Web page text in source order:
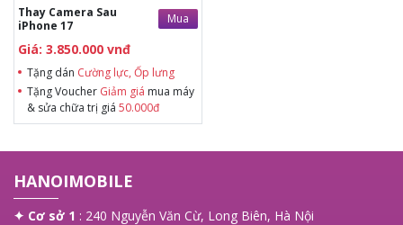
Thay Camera Sau
iPhone 17
Mua
Giá: 3.850.000 vnđ
Tặng dán Cường lực, Ốp lưng
Tặng Voucher Giảm giá mua máy
& sửa chữa trị giá 50.000đ
HANOIMOBILE
✦ Cơ sở 1 : 240 Nguyễn Văn Cừ, Long Biên, Hà Nội